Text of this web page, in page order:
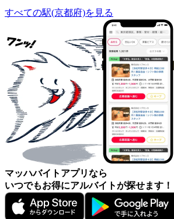
すべての駅(京都府)を見る
マッハバイトアプリなら
いつでもお得にアルバイトが探せます！